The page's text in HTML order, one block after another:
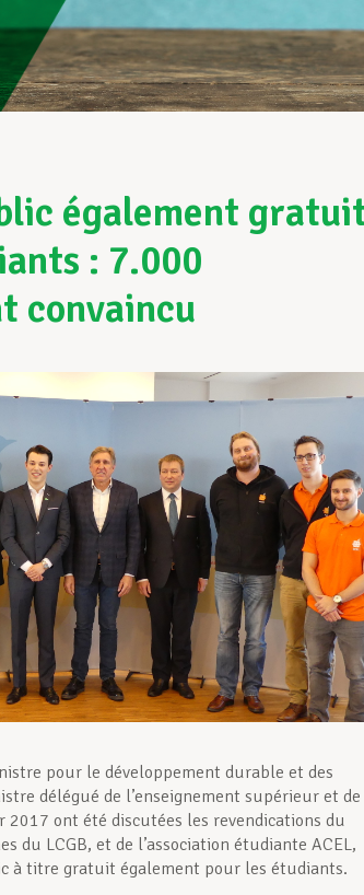
également
: 7.000
convaincu
pour le développement durable et des
délégué de l’enseignement supérieur et
2017 ont été discutées les revendications du
du LCGB, et de l’association étudiante ACEL,
à titre gratuit également pour les étudiants.